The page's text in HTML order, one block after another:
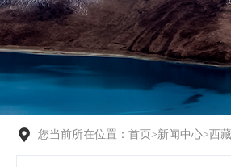
您当前所在位置： 首页 >新闻中心>西